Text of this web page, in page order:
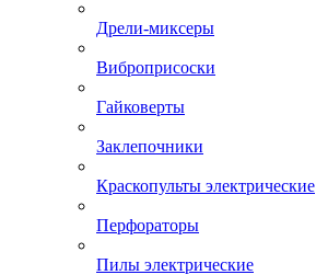
Дрели-миксеры
Виброприсоски
Гайковерты
Заклепочники
Краскопульты электрические
Перфораторы
Пилы электрические